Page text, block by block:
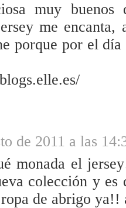
muy
me encanta,
porque por el
de 2011 a las
monada el
colección y es
de abrigo